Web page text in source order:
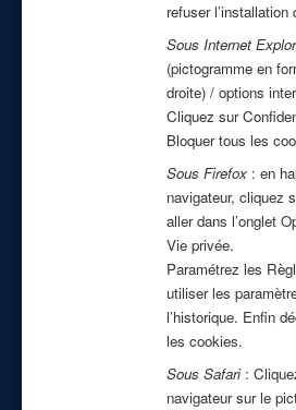
refuser
Sous Internet
(pictogramme en
droite) / options
Cliquez sur
Bloquer tous les
Sous Firefox: en
navigateur, cliquez
aller dans l’onglet
Vie privée.
Paramétrez les
utiliser les
l’historique. Enfin
les cookies.
Sous Safari:
navigateur sur le